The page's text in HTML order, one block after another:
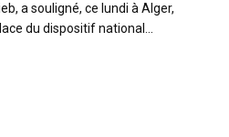
a souligné, ce lundi à Alger,
du dispositif national…